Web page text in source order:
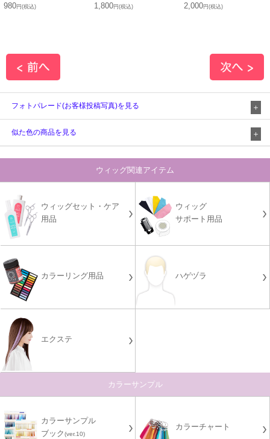
980円(税込)
1,800円(税込)
2,000円(税込)
フォトパレード(お客様投稿写真)を見る
似た色の商品を見る
ウィッグ関連アイテム
ウィッグセット・ケア
用品
ウィッグ
サポート用品
カラーリング用品 ハゲヅラ
エクステ
カラーサンプル
カラーサンプル
ブック(ver.10)
カラーチャート